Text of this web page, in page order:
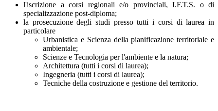
l'iscrizione a corsi regionali e/o provinciali, I.F.T.S. o di
specializzazione post-diploma;
la prosecuzione degli studi presso tutti i corsi di laurea in
particolare
Urbanistica e Scienza della pianificazione territoriale e
ambientale;
Scienze e Tecnologia per l'ambiente e la natura;
Architettura (tutti i corsi di laurea);
Ingegneria (tutti i corsi di laurea);
Tecniche della costruzione e gestione del territorio.